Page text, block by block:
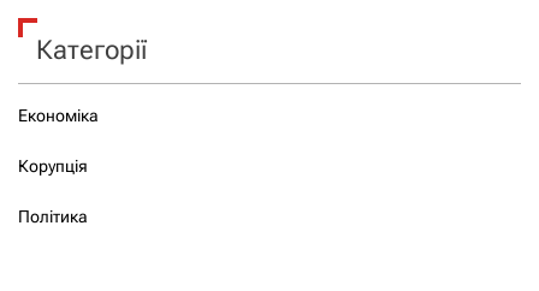
Категорії
Економіка
Корупція
Політика